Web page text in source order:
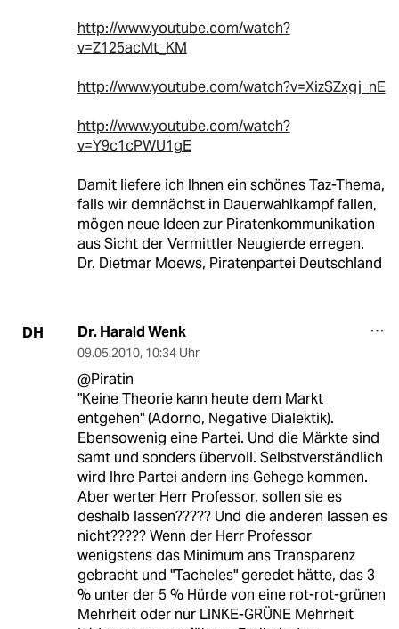
http://www.youtube.com/watch?
v=Z125acMt_KM
http://www.youtube.com/watch?v=XizSZxgj_nE
http://www.youtube.com/watch?
v=Y9c1cPWU1gE
Damit liefere ich Ihnen ein schönes Taz-Thema,
falls wir demnächst in Dauerwahlkampf fallen,
mögen neue Ideen zur Piratenkommunikation
aus Sicht der Vermittler Neugierde erregen.
Dr. Dietmar Moews, Piratenpartei Deutschland
DH Dr. Harald Wenk
09.05.2010, 10:34 Uhr
@Piratin
"Keine Theorie kann heute dem Markt
entgehen" (Adorno, Negative Dialektik).
Ebensowenig eine Partei. Und die Märkte sind
samt und sonders übervoll. Selbstverständlich
wird Ihre Partei andern ins Gehege kommen.
Aber werter Herr Professor, sollen sie es
deshalb lassen????? Und die anderen lassen es
nicht????? Wenn der Herr Professor
wenigstens das Minimum ans Transparenz
gebracht und "Tacheles" geredet hätte, das 3
% unter der 5 % Hürde von eine rot-rot-grünen
Mehrheit oder nur LINKE-GRÜNE Mehrheit